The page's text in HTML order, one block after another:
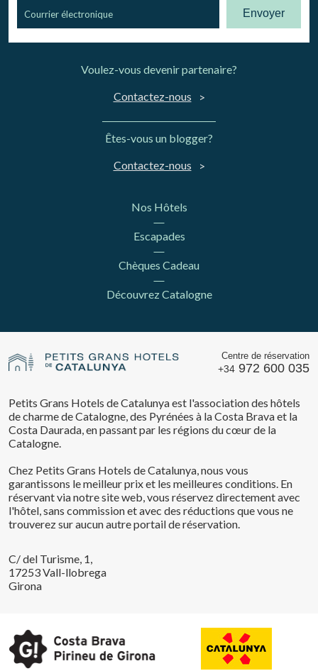
Envoyer
Voulez-vous devenir partenaire?
Contactez-nous
Êtes-vous un blogger?
Contactez-nous
Nos Hôtels
Escapades
Chèques Cadeau
Découvrez Catalogne
Centre de réservation
+34 972 600 035
Petits Grans Hotels de Catalunya est l'association des hôtels
de charme de Catalogne, des Pyrénées à la Costa Brava et la
Costa Daurada, en passant par les régions du cœur de la
Catalogne.
Chez Petits Grans Hotels de Catalunya, nous vous
garantissons le meilleur prix et les meilleures conditions. En
réservant via notre site web, vous réservez directement avec
l'hôtel, sans commission et avec des réductions que vous ne
trouverez sur aucun autre portail de réservation.
C/ del Turisme, 1,
17253 Vall-llobrega
Girona